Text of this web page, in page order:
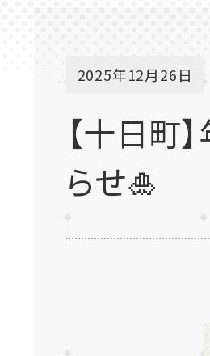
2025年12月26日
【十日町
らせ🎍